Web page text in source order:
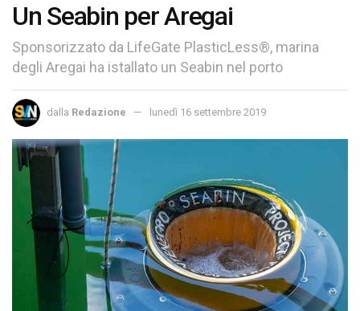
Un Seabin per Aregai
Sponsorizzato da LifeGate PlasticLess®, marina
degli Aregai ha istallato un Seabin nel porto
dalla Redazione lunedì 16 settembre 2019